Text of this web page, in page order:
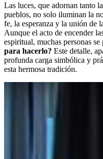
Las luces, que adornan tanto
pueblos, no solo iluminan la
fe, la esperanza y la unión de
Aunque el acto de encender
espiritual, muchas personas se
para hacerlo? Este detalle,
profunda carga simbólica y
esta hermosa tradición.